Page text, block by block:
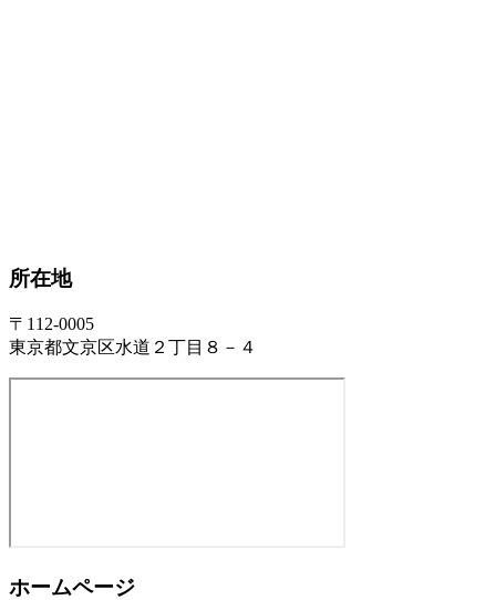
所在地
〒112-0005
東京都文京区水道２丁目８－４
ホームページ